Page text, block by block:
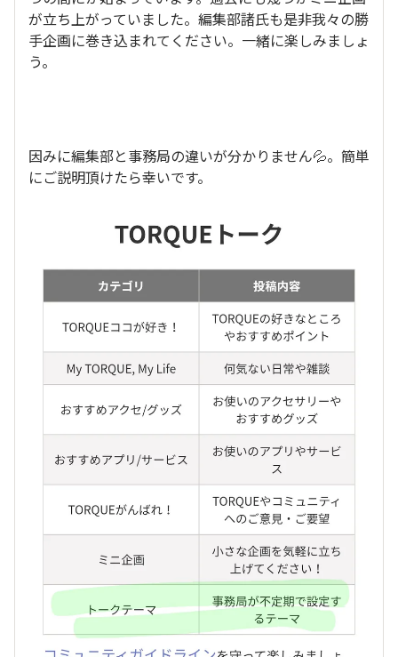
が立ち上がっていました。編集部諸氏も是非我々の勝
手企画に巻き込まれてください。一緒に楽しみましょ
う。
因みに編集部と事務局の違いが分かりません💦。簡単
にご説明頂けたら幸いです。